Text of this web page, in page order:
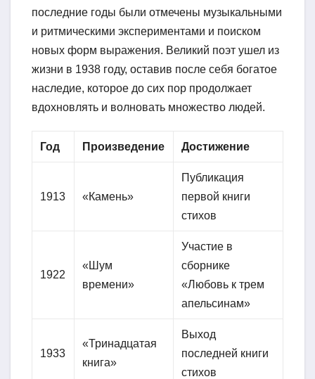
последние годы были отмечены музыкальными
и ритмическими экспериментами и поиском
новых форм выражения. Великий поэт ушел из
жизни в 1938 году, оставив после себя богатое
наследие, которое до сих пор продолжает
вдохновлять и волновать множество людей.
Год Произведение Достижение
1913 «Камень»
Публикация
первой книги
стихов
1922
«Шум
времени»
Участие в
сборнике
«Любовь к трем
апельсинам»
1933
«Тринадцатая
книга»
Выход
последней книги
стихов